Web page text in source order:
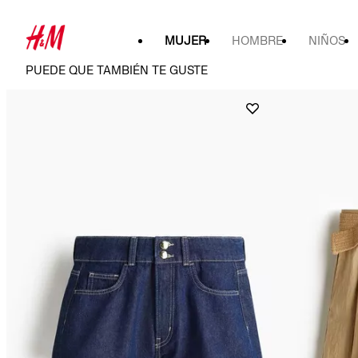
MUJER HOMBRE NIÑOS
PUEDE QUE TAMBIÉN TE GUSTE